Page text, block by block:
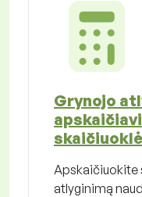
Grynojo
Apskaičiuokite
atlyginimą